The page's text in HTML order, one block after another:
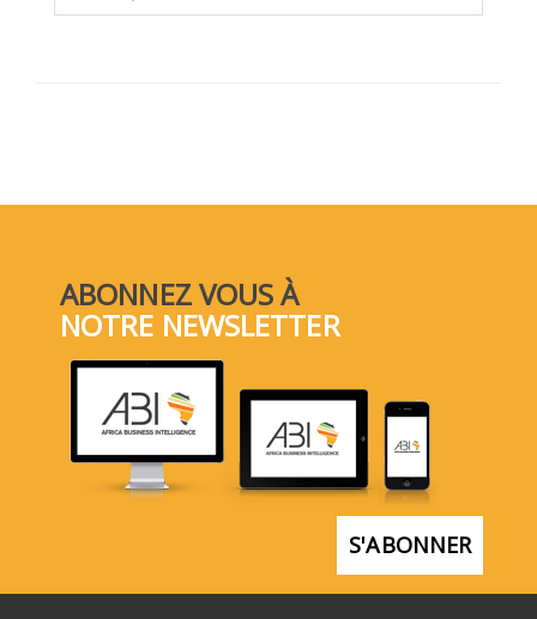
ABONNEZ VOUS À
NOTRE NEWSLETTER
S'ABONNER